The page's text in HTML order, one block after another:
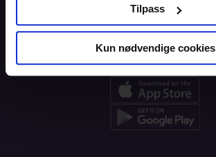
Tilpass
Kun nødvendige cookies